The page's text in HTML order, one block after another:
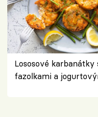
Lososové karbanátky
fazolkami a